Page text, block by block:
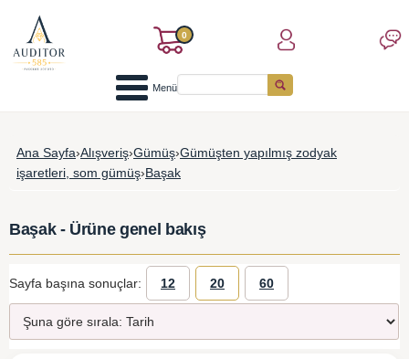
0
Menü
Ana Sayfa›Alışveriş›Gümüş›Gümüşten yapılmış zodyak
işaretleri, som gümüş›Başak
Başak - Ürüne genel bakış
Sayfa başına sonuçlar: 12 20 60